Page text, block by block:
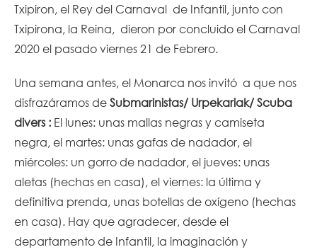
Txipiron, el Rey del Carnaval de Infantil, junto con
Txipirona, la Reina, dieron por concluido el Carnaval
2020 el pasado viernes 21 de Febrero.
Una semana antes, el Monarca nos invitó a que nos
disfrazáramos deSubmarinistas/ Urpekariak/ Scuba
divers : El lunes: unas mallas negras y camiseta
negra, el martes: unas gafas de nadador, el
miércoles: un gorro de nadador, el jueves: unas
aletas (hechas en casa), el viernes: la última y
definitiva prenda, unas botellas de oxígeno (hechas
en casa). Hay que agradecer, desde el
departamento de Infantil, la imaginación y